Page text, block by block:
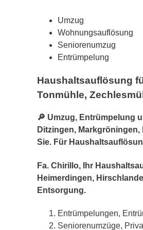
Umzug
Wohnungsauflösung
Seniorenumzug
Entrümpelung
Haushaltsauflösung
Tonmühle,
🔎 Umzug, Entrümpelung
Ditzingen,
Sie. Für
Fa. Chirillo, Ihr
Heimerdingen,
Entsorgung.
Entrümpelungen,
Seniorenumzüge,